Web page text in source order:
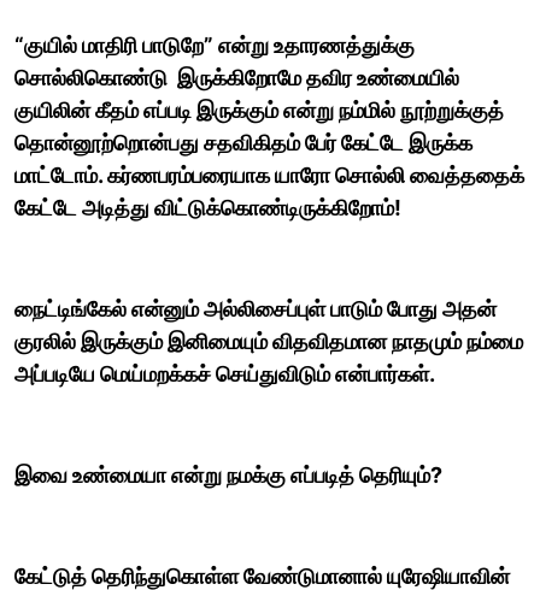
“குயில் மாதிரி பாடுறே” என்று உதாரணத்துக்கு
சொல்லிகொண்டு இருக்கிறோமே தவிர உண்மையில்
குயிலின் கீதம் எப்படி இருக்கும் என்று நம்மில் நூற்றுக்குத்
தொன்னூற்றொன்பது சதவிகிதம் பேர் கேட்டே இருக்க
மாட்டோம். கர்ணபரம்பரையாக யாரோ சொல்லி வைத்ததைக்
கேட்டே அடித்து விட்டுக்கொண்டிருக்கிறோம்!
நைட்டிங்கேல் என்னும் அல்லிசைப்புள் பாடும் போது அதன்
குரலில் இருக்கும் இனிமையும் விதவிதமான நாதமும் நம்மை
அப்படியே மெய்மறக்கச் செய்துவிடும் என்பார்கள்.
இவை உண்மையா என்று நமக்கு எப்படித் தெரியும்?
கேட்டுத் தெரிந்துகொள்ள வேண்டுமானால் யுரேஷியாவின்